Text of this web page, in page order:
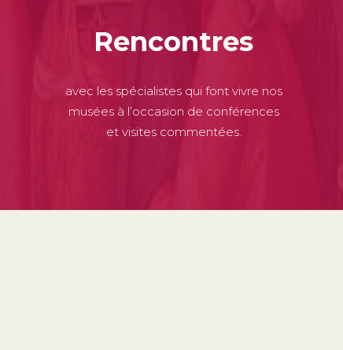
Rencontres
avec les spécialistes qui font vivre nos
musées à l’occasion de conférences
et visites commentées.